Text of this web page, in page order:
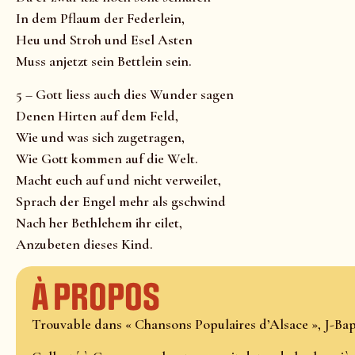
In dem Pflaum der Federlein,
Heu und Stroh und Esel Asten
Muss anjetzt sein Bettlein sein.
5 – Gott liess auch dies Wunder sagen
Denen Hirten auf dem Feld,
Wie und was sich zugetragen,
Wie Gott kommen auf die Welt.
Macht euch auf und nicht verweilet,
Sprach der Engel mehr als gschwind
Nach her Bethlehem ihr eilet,
Anzubeten dieses Kind.
À propos
Trouvable dans « Chansons Populaires d’Alsace », J-